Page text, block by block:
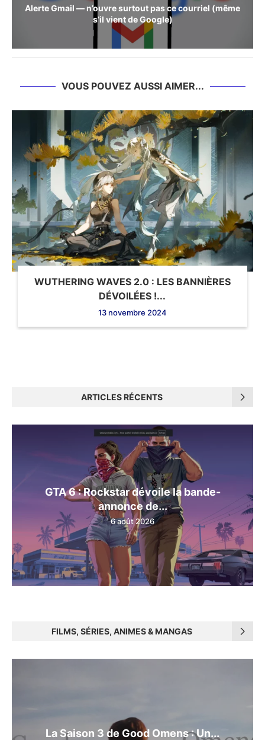
Alerte Gmail — n’ouvre surtout pas ce courriel (même
s’il vient de Google)
VOUS POUVEZ AUSSI AIMER...
WUTHERING WAVES 2.0 : LES BANNIÈRES
DÉVOILÉES !...
13 novembre 2024
ARTICLES RÉCENTS
GTA 6 : Rockstar dévoile la bande-
annonce de...
6 août 2026
FILMS, SÉRIES, ANIMES & MANGAS
La Saison 3 de Good Omens : Un...